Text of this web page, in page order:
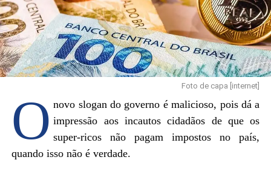
Foto de capa [internet]
O novo slogan do governo é malicioso, pois dá a
impressão aos incautos cidadãos de que os
super-ricos não pagam impostos no país,
quando isso não é verdade.